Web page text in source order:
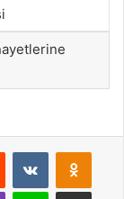
Reddit VKontakte
Viber Line E-Posta ile